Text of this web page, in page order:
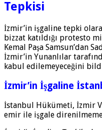
Tepkisi
İzmir’in işgaline tepki
bizzat katıldığı protesto
Kemal Paşa Samsun’dan
İzmir’in Yunanlılar
kabul edilemeyeceğini
İzmir’in İşgaline
İstanbul Hükümeti, İzmir
emir ile işgale